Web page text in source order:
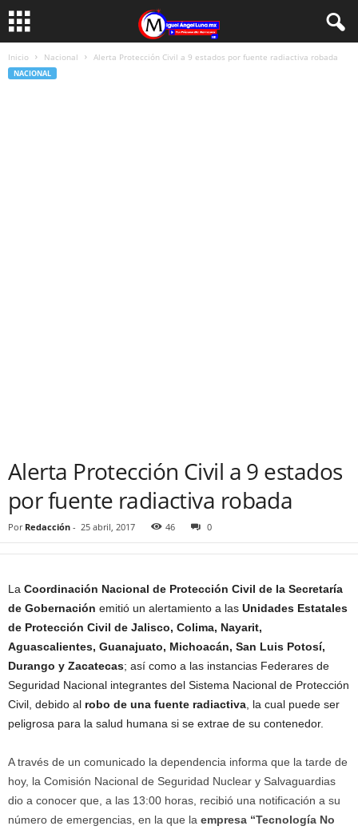
Inicio Nacional Alerta Protección Civil a 9 estados por fuente radiactiva robada
NACIONAL
Alerta Protección Civil a 9 estados
por fuente radiactiva robada
Por Redacción - 25 abril, 2017 46 0
La Coordinación Nacional de Protección Civil de la Secretaría
de Gobernación emitió un alertamiento a las Unidades Estatales
de Protección Civil de Jalisco, Colima, Nayarit,
Aguascalientes, Guanajuato, Michoacán, San Luis Potosí,
Durango y Zacatecas; así como a las instancias Federares de
Seguridad Nacional integrantes del Sistema Nacional de Protección
Civil, debido al robo de una fuente radiactiva , la cual puede ser
peligrosa para la salud humana si se extrae de su contenedor.
A través de un comunicado la dependencia informa que la tarde de
hoy, la Comisión Nacional de Seguridad Nuclear y Salvaguardias
dio a conocer que, a las 13:00 horas, recibió una notificación a su
número de emergencias, en la que la empresa “Tecnología No